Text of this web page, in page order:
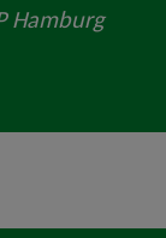
Hamburg